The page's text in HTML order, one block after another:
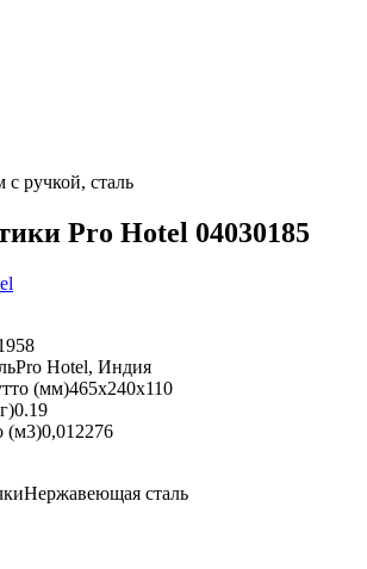
ручкой, сталь
Pro Hotel 04030185
Pro Hotel, Индия
(мм)465x240x110
0.19
(м3)0,012276
Нержавеющая сталь